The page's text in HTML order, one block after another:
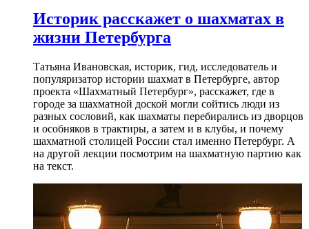
Историк расскажет о шахматах в
жизни Петербурга
Татьяна Ивановская, историк, гид, исследователь и
популяризатор истории шахмат в Петербурге, автор
проекта «Шахматный Петербург», расскажет, где в
городе за шахматной доской могли сойтись люди из
разных сословий, как шахматы перебирались из дворцов
и особняков в трактиры, а затем и в клубы, и почему
шахматной столицей России стал именно Петербург. А
на другой лекции посмотрим на шахматную партию как
на текст.